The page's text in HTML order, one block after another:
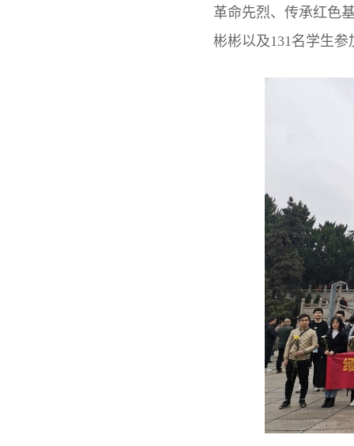
革命先烈、传承红色
彬彬以及131名学生